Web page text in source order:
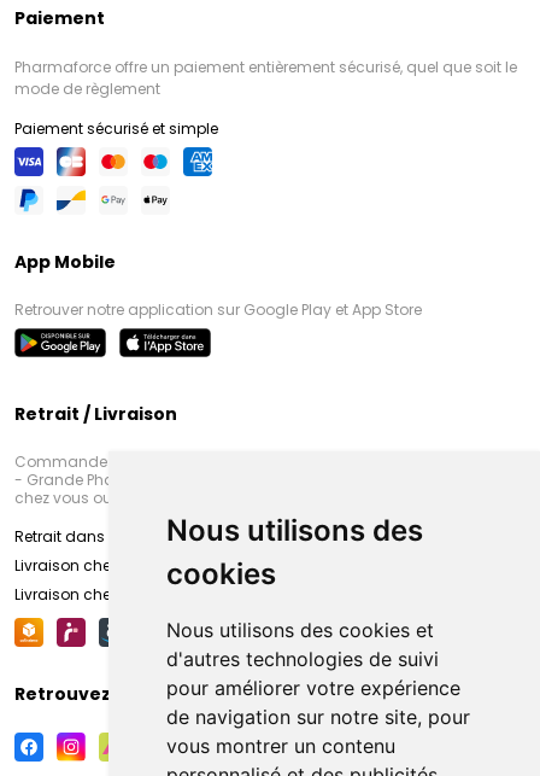
Nous utilisons des
cookies
Nous utilisons des cookies et
d'autres technologies de suivi
pour améliorer votre expérience
de navigation sur notre site, pour
vous montrer un contenu
Paiement
Pharmaforce offre un paiement entièrement sécurisé, quel que soit le
mode de règlement
Paiement sécurisé et simple
App Mobile
Retrouver notre application sur Google Play et App Store
Retrait / Livraison
Commandez en ligne et venez chercher votre commande à Amiens
- Grande Pharmacie d’Amiens (Fachon) ou recevez-là rapidement
chez vous ou en point retrait
Retrait dans la pharmacie d’Amiens
Livraison chez vous
Livraison chez votre commerçant
Retrouvez-nous sur vos réseaux sociaux